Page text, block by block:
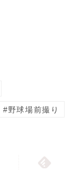
野球場前撮り